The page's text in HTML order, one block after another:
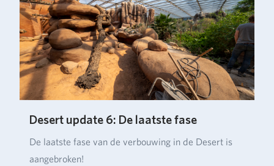
Desert update 6: De laatste fase
De laatste fase van de verbouwing in de Desert is
aangebroken!